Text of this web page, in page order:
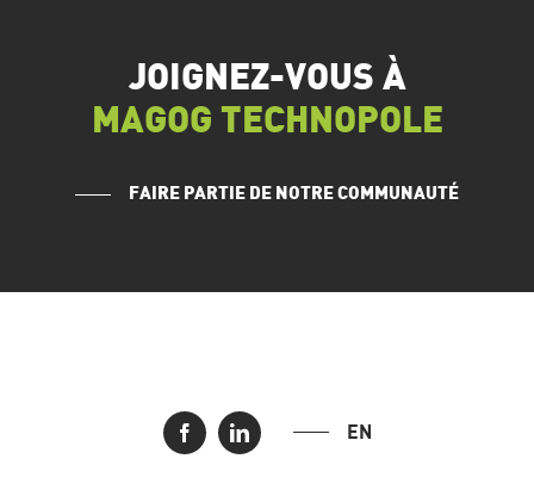
JOIGNEZ-VOUS À
MAGOG TECHNOPOLE
FAIRE PARTIE DE NOTRE COMMUNAUTÉ
EN